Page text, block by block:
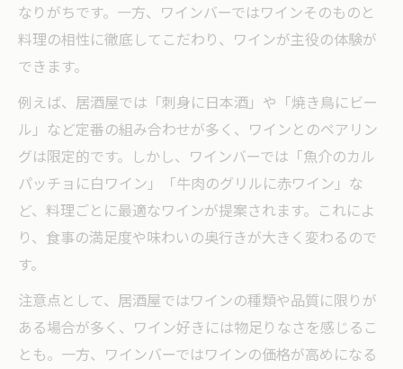
なりがちです。一方、ワインバーではワインそのものと
料理の相性に徹底してこだわり、ワインが主役の体験が
できます。
例えば、居酒屋では「刺身に日本酒」や「焼き鳥にビー
ル」など定番の組み合わせが多く、ワインとのペアリン
グは限定的です。しかし、ワインバーでは「魚介のカル
パッチョに白ワイン」「牛肉のグリルに赤ワイン」な
ど、料理ごとに最適なワインが提案されます。これによ
り、食事の満足度や味わいの奥行きが大きく変わるので
す。
注意点として、居酒屋ではワインの種類や品質に限りが
ある場合が多く、ワイン好きには物足りなさを感じるこ
とも。一方、ワインバーではワインの価格が高めになる